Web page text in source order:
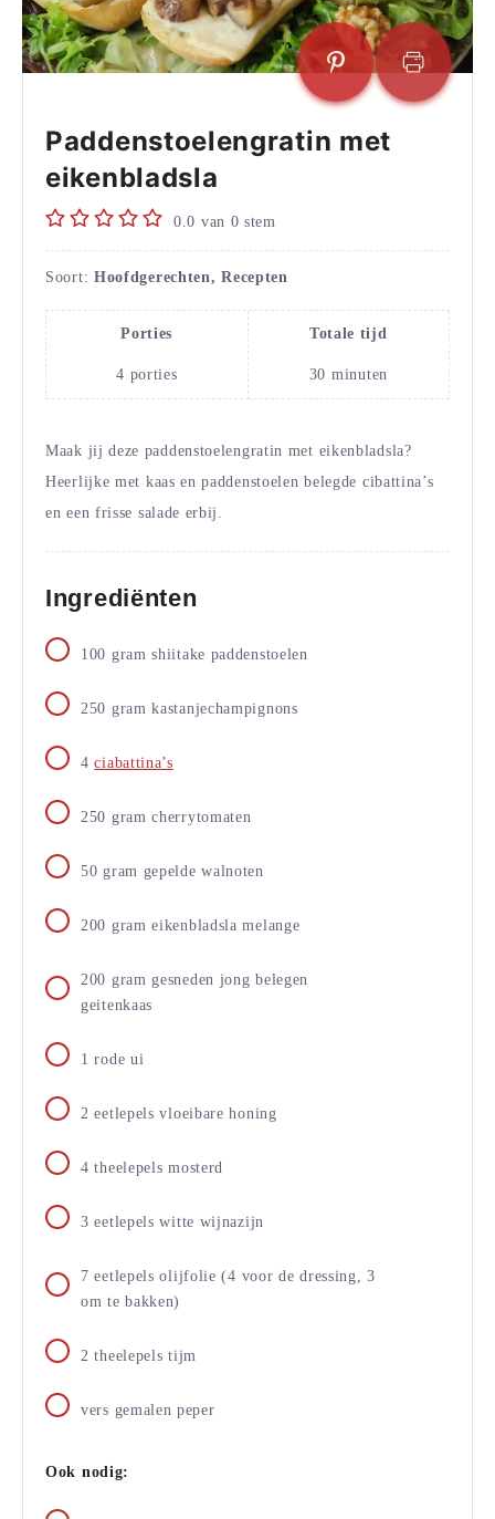
Paddenstoelengratin met
eikenbladsla
0.0 van 0 stem
Soort: Hoofdgerechten, Recepten
Porties
4 porties
Totale tijd
30 minuten
Maak jij deze paddenstoelengratin met eikenbladsla?
Heerlijke met kaas en paddenstoelen belegde cibattina’s
en een frisse salade erbij.
Ingrediënten
100 gram shiitake paddenstoelen
250 gram kastanjechampignons
4 ciabattina’s
250 gram cherrytomaten
50 gram gepelde walnoten
200 gram eikenbladsla melange
200 gram gesneden jong belegen
geitenkaas
1 rode ui
2 eetlepels vloeibare honing
4 theelepels mosterd
3 eetlepels witte wijnazijn
7 eetlepels olijfolie (4 voor de dressing, 3
om te bakken)
2 theelepels tijm
vers gemalen peper
Ook nodig: